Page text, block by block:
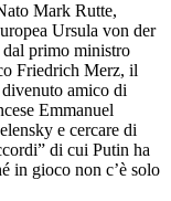
Mark Rutte,
Ursula von der
primo ministro
Friedrich Merz, il
amico di
Emmanuel
e cercare di
di cui Putin ha
in gioco non c’è solo